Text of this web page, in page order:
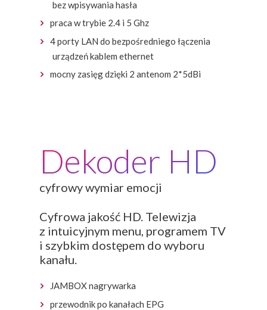
bez wpisywania hasła
praca w trybie 2.4 i 5 Ghz
4 porty LAN do bezpośredniego łączenia
urządzeń kablem ethernet
mocny zasięg dzięki 2 antenom 2*5dBi
Dekoder HD
cyfrowy wymiar emocji
Cyfrowa jakość HD. Telewizja
z intuicyjnym menu, programem TV
i szybkim dostępem do wyboru
kanału.
JAMBOX nagrywarka
przewodnik po kanałach EPG